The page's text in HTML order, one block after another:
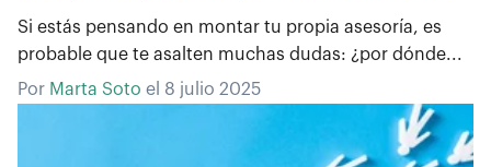
Si estás pensando en montar tu propia asesoría, es
probable que te asalten muchas dudas: ¿por dónde...
Por Marta Soto el 8 julio 2025